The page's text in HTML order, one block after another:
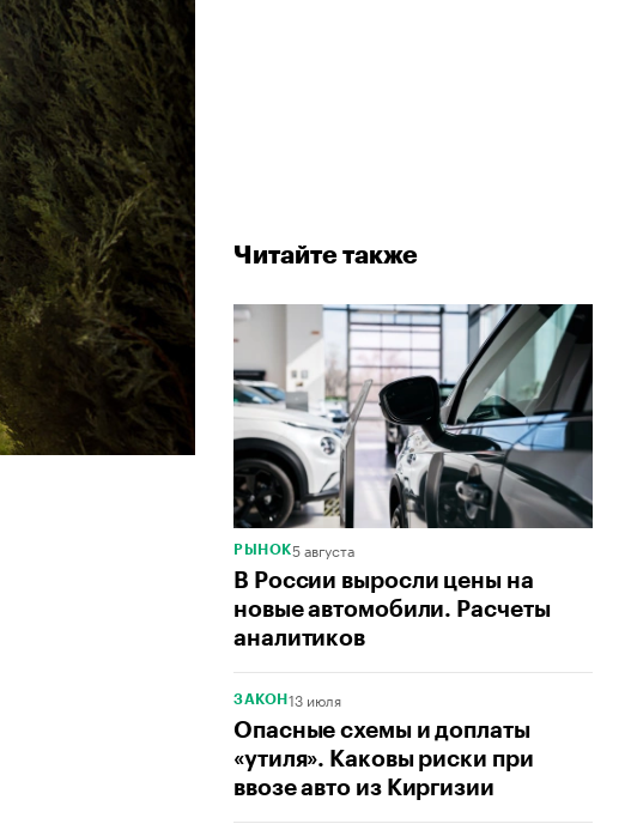
Читайте также
РЫНОК5 августа
В России выросли цены на
новые автомобили. Расчеты
аналитиков
ЗАКОН 13 июля
Опасные схемы и доплаты
«утиля». Каковы риски при
ввозе авто из Киргизии